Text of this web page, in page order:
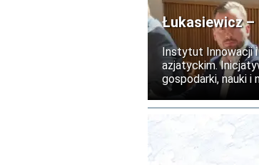
Łukasiewicz –
Instytut Innowacji
azjatyckim.
gospodarki, nauki i
realizacja